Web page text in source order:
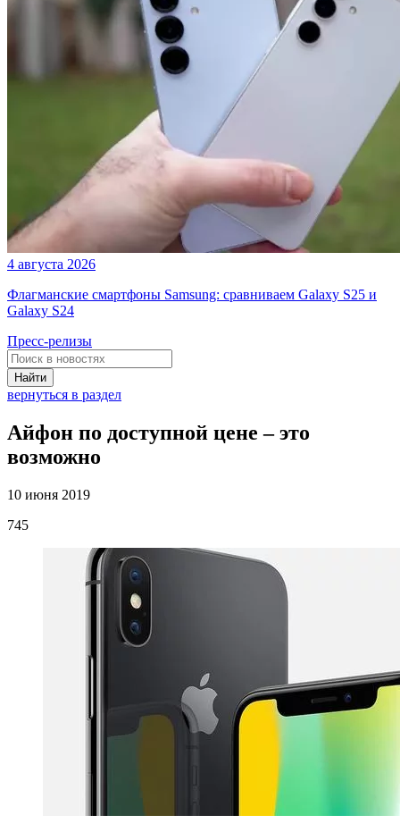
4 августа 2026
Флагманские смартфоны Samsung: сравниваем Galaxy S25 и
Galaxy S24
Пресс-релизы
Найти
вернуться в раздел
Айфон по доступной цене – это
возможно
10 июня 2019
745